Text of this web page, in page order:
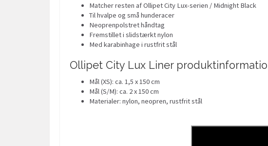
Matcher resten af Ollipet City Lux-serien / Midnight Black
Til hvalpe og små hunderacer
Neoprenpolstret håndtag
Fremstillet i slidstærkt nylon
Med karabinhage i rustfrit stål
Ollipet City Lux Liner
Mål (XS): ca. 1,5 x 150 cm
Mål (S/M): ca. 2 x 150 cm
Materialer: nylon, neopren, rustfrit stål